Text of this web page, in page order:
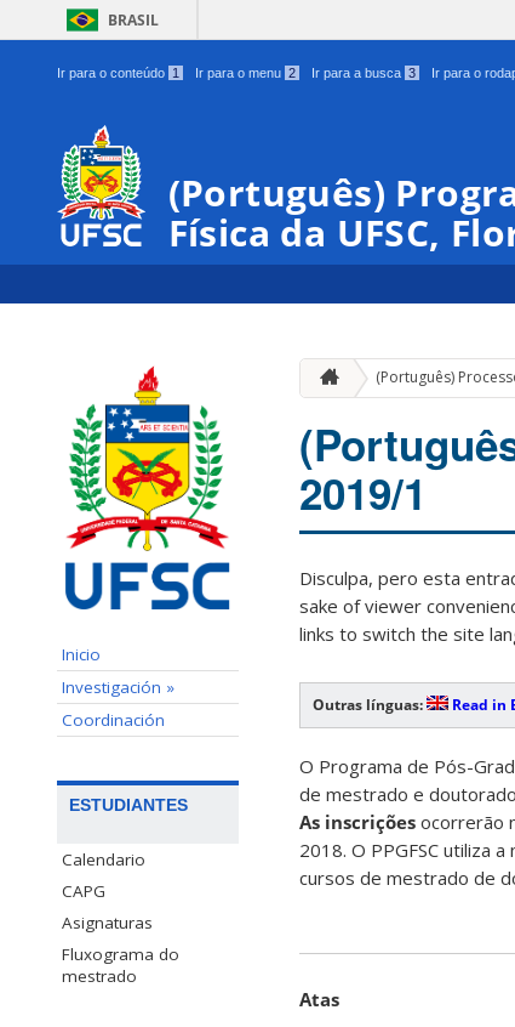
BRASIL
Ir para o conteúdo 1 Ir para o menu 2 Ir para a busca 3 Ir para o
(Português)
Física da UFSC,
Inicio
Investigación »
Coordinación
ESTUDIANTES
Calendario
CAPG
Asignaturas
Fluxograma do
mestrado
(Português)
2019/1
Disculpa, pero esta
sake of viewer
links to switch the site
Outras línguas: Read in
O Programa de Pós-
de mestrado e
As inscrições ocorrerão
2018. O PPGFSC utiliza a
cursos de mestrado de
Atas